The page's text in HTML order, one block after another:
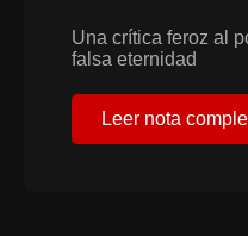
Una crítica feroz al
falsa eternidad
Leer nota